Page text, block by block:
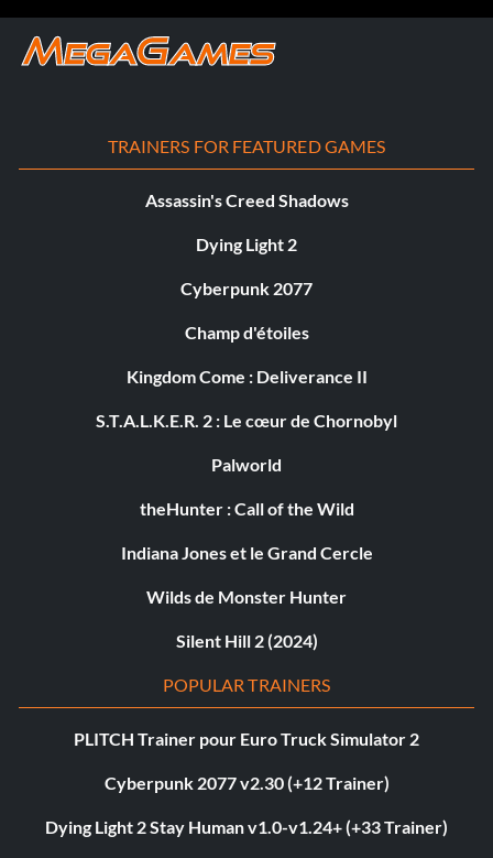
TRAINERS FOR FEATURED GAMES
Assassin's Creed Shadows
Dying Light 2
Cyberpunk 2077
Champ d'étoiles
Kingdom Come : Deliverance II
S.T.A.L.K.E.R. 2 : Le cœur de Chornobyl
Palworld
theHunter : Call of the Wild
Indiana Jones et le Grand Cercle
Wilds de Monster Hunter
Silent Hill 2 (2024)
POPULAR TRAINERS
PLITCH Trainer pour Euro Truck Simulator 2
Cyberpunk 2077 v2.30 (+12 Trainer)
Dying Light 2 Stay Human v1.0-v1.24+ (+33 Trainer)